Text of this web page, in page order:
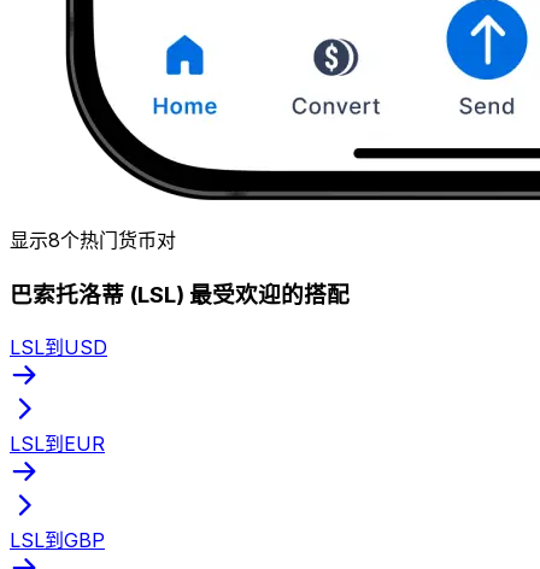
显示8个热门货币对
巴索托洛蒂 (LSL) 最受欢迎的搭配
LSL到USD
LSL到EUR
LSL到GBP